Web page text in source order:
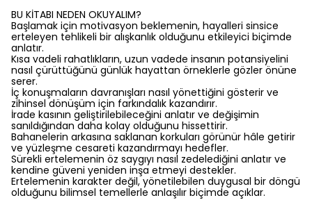
BU KİTABI NEDEN OKUYALIM?
Başlamak için motivasyon beklemenin, hayalleri sinsice
erteleyen tehlikeli bir alışkanlık olduğunu etkileyici biçimde
anlatır.
Kısa vadeli rahatlıkların, uzun vadede insanın potansiyelini
nasıl çürüttüğünü günlük hayattan örneklerle gözler önüne
serer.
İç konuşmaların davranışları nasıl yönettiğini gösterir ve
zihinsel dönüşüm için farkındalık kazandırır.
İrade kasının geliştirilebileceğini anlatır ve değişimin
sanıldığından daha kolay olduğunu hissettirir.
Bahanelerin arkasına saklanan korkuları görünür hâle getirir
ve yüzleşme cesareti kazandırmayı hedefler.
Sürekli ertelemenin öz saygıyı nasıl zedelediğini anlatır ve
kendine güveni yeniden inşa etmeyi destekler.
Ertelemenin karakter değil, yönetilebilen duygusal bir döngü
olduğunu bilimsel temellerle anlaşılır biçimde açıklar.